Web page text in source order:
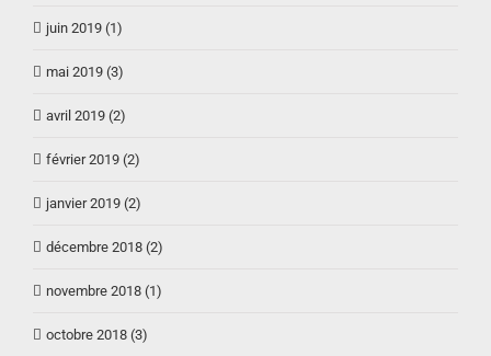
juin 2019 (1)
mai 2019 (3)
avril 2019 (2)
février 2019 (2)
janvier 2019 (2)
décembre 2018 (2)
novembre 2018 (1)
octobre 2018 (3)